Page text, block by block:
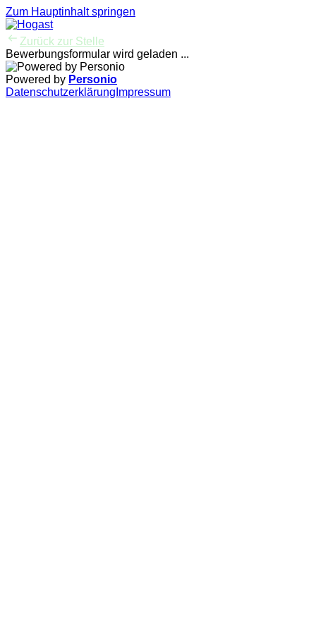
Zum Hauptinhalt springen
Zurück zur Stelle
Bewerbungsformular wird geladen ...
Powered by Personio
Datenschutzerklärung Impressum